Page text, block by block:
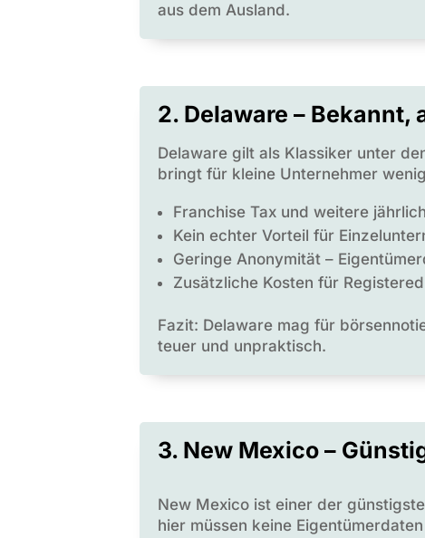
aus dem Ausland.
2. Delaware –
Delaware gilt als Klassiker unter
bringt für kleine Unternehmer
Franchise Tax und weitere
Kein echter Vorteil für
Geringe Anonymität –
Zusätzliche Kosten für
Fazit: Delaware mag für
teuer und unpraktisch.
3. New Mexico –
New Mexico ist einer der
hier müssen keine